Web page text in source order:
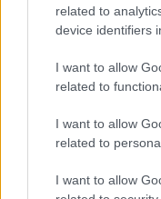
related to
device identifiers
I want to allow
related to
I want to allow
related to
I want to allow
6 γραφικά χωριά
ανακαλύψετε